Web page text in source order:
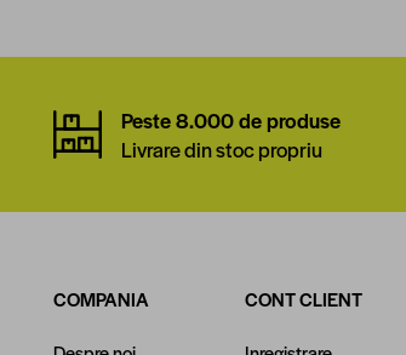
Peste 8.000 de produse
Livrare din stoc propriu
COMPANIA
CONT CLIENT